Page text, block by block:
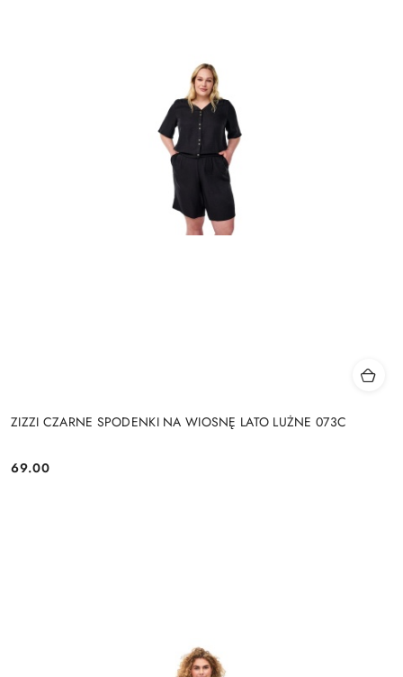
ZIZZI CZARNE SPODENKI NA WIOSNĘ LATO LUŻNE 073C
Cena:
69.00